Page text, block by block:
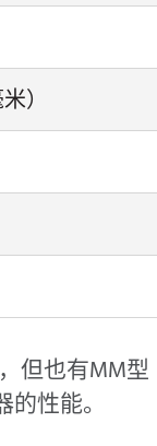
）
但也有MM型
性能。